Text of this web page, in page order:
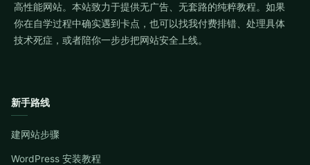
高性能网站。本站致力于提供无广告、无套路的纯粹教程。如果
你在自学过程中确实遇到卡点，也可以找我付费排错、处理具体
技术死症，或者陪你一步步把网站安全上线。
新手路线
建网站步骤
WordPress 安装教程